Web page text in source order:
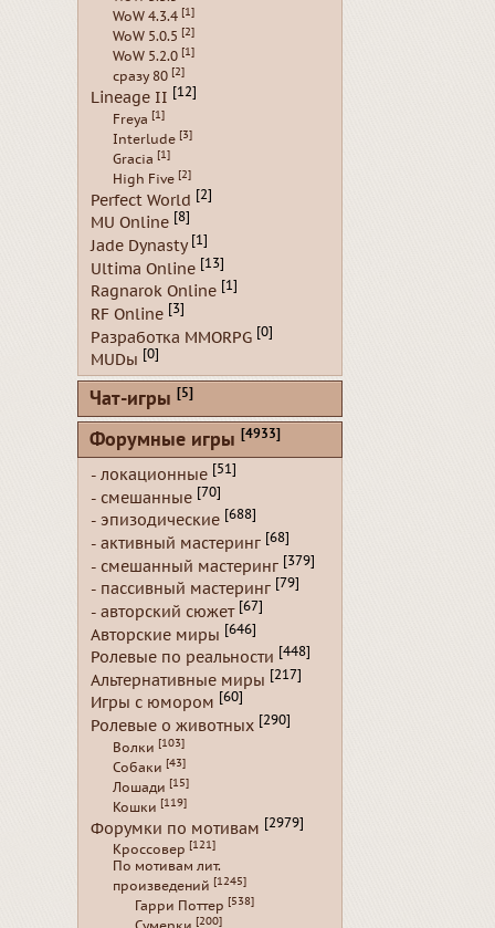
WoW 4.3.4 [1]
WoW 5.0.5 [2]
WoW 5.2.0 [1]
сразу 80 [2]
Lineage II [12]
Freya [1]
Interlude [3]
Gracia [1]
High Five [2]
Perfect World [2]
MU Online [8]
Jade Dynasty [1]
Ultima Online [13]
Ragnarok Online [1]
RF Online [3]
Разработка MMORPG [0]
MUDы [0]
Чат-игры [5]
Форумные игры [4933]
- локационные [51]
- смешанные [70]
- эпизодические [688]
- активный мастеринг [68]
- смешанный мастеринг [379]
- пассивный мастеринг [79]
- авторский сюжет [67]
Авторские миры [646]
Ролевые по реальности [448]
Альтернативные миры [217]
Игры с юмором [60]
Ролевые о животных [290]
Волки [103]
Собаки [43]
Лошади [15]
Кошки [119]
Форумки по мотивам [2979]
Кроссовер [121]
По мотивам лит.
произведений [1245]
Гарри Поттер [538]
[200]